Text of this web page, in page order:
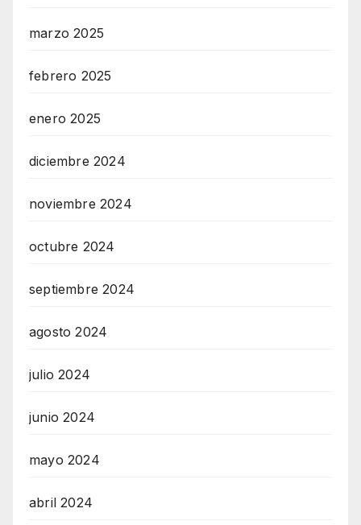
marzo 2025
febrero 2025
enero 2025
diciembre 2024
noviembre 2024
octubre 2024
septiembre 2024
agosto 2024
julio 2024
junio 2024
mayo 2024
abril 2024